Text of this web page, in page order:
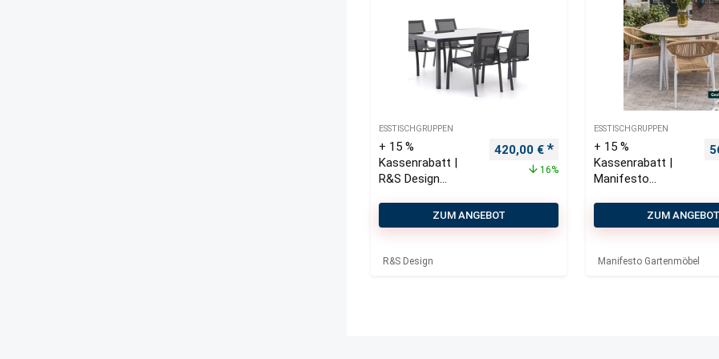
ESSTISCHGRUPPEN
+ 15 %
Kassenrabatt |
R&S Design
cm Gartenmöbel-
Set 5-teilig
Ursprünglicher Preis war: 500,00 €
420,00 € Aktueller Preis ist: 420,00 €.
16%
ZUM ANGEBOT
R&S Design
ESSTISCHGRUPPEN
+ 15 %
Kassenrabatt |
Manifesto
Gartenmöbel-Set
ZUM ANGEBOT
Manifesto Gartenmöbel